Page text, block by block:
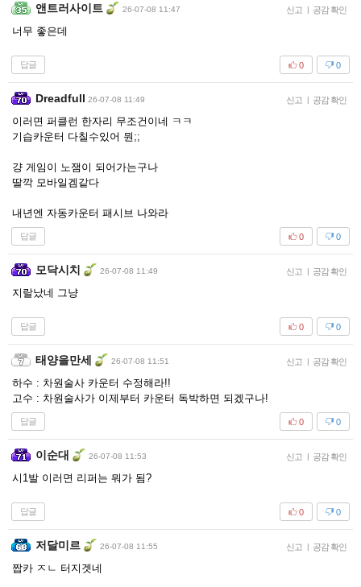
앤트러사이트 26-07-08 11:47 신고 공감 확인
너무 좋은데
답글 0
0
Dreadfull 26-07-08 11:49 신고 공감 확인
이러면 퍼클런 한자리 무조건이네 ㅋㅋ
기습카운터 다칠수있어 뭔;;
걍 게임이 노잼이 되어가는구나
딸깍 모바일겜같다
내년엔 자동카운터 패시브 나와라
답글 0
0
모닥시치 26-07-08 11:49 신고 공감 확인
지랄났네 그냥
답글 0
0
태양을만세 26-07-08 11:51 신고 공감 확인
하수 : 차원술사 카운터 수정해라!!
고수 : 차원술사가 이제부터 카운터 독박하면 되겠구나!
답글 0
0
이순대 26-07-08 11:53 신고 공감 확인
시1발 이러면 리퍼는 뭐가 됨?
답글 0
0
저달미르 26-07-08 11:55 신고 공감 확인
짭카 ㅈㄴ 터지겟네